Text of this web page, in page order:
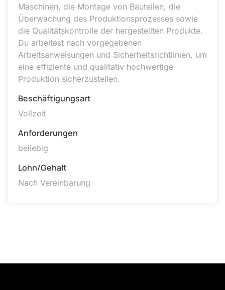
Maschinen, die Montage von Bauteilen, die
Überwachung des Produktionsprozesses sowie
die Qualitätskontrolle der hergestellten Produkte.
Du arbeitest nach vorgegebenen
Arbeitsanweisungen und Sicherheitsrichtlinien, um
eine effiziente und qualitativ hochwertige
Produktion sicherzustellen.
Beschäftigungsart
Vollzeit
Anforderungen
beliebig
Lohn/Gehalt
Nach Vereinbarung